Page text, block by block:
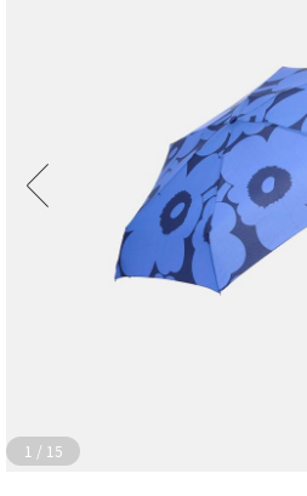
1 / 15